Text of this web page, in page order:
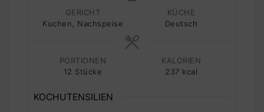
GERICHT
Kuchen, Nachspeise
KÜCHE
Deutsch
PORTIONEN
12 Stücke
KALORIEN
237 kcal
KOCHUTENSILIEN